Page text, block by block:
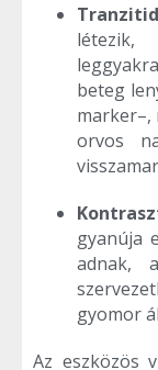
beteg
marker–,
orvos
gyanúja
adnak,
gyomor
Az eszközös